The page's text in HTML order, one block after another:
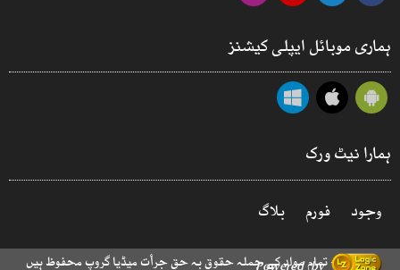
ہماری موبائل ایپلی کیشنز
ہمارا نیٹ ورک
وجود فورم بلاگ